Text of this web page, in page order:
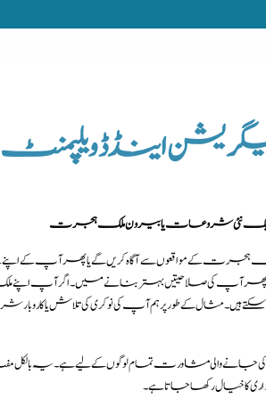
اینڈ ڈویلپمنٹ
ایک نئی شروعات یا بیرون ملک ہجرت
کے مواقعوں سے آگاہ کریں گے یا پھر آپ کے اپنے
پھر آپ کی صلاحیتیں بہتر بنانے میں۔ اگر آپ اپنے
ہیں۔ مثال کے طور پر ہم آپ کی نوکری کی تلاش یا کاروبار
والی مشاورت تمام لوگوں کے لیے ہے۔ یہ بالکل
کا خیال رکھا جاتا ہے۔